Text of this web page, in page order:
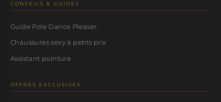
CONSEILS & GUIDES
Guide Pole Dance Pleaser
Chaussures sexy à petits prix
Assistant pointure
OFFRES EXCLUSIVES